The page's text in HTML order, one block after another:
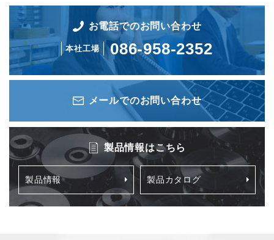
お電話でのお問い合わせ
本社工場 086-958-2352
メールでのお問い合わせ
製品情報はこちら
製品情報 製品カタログ